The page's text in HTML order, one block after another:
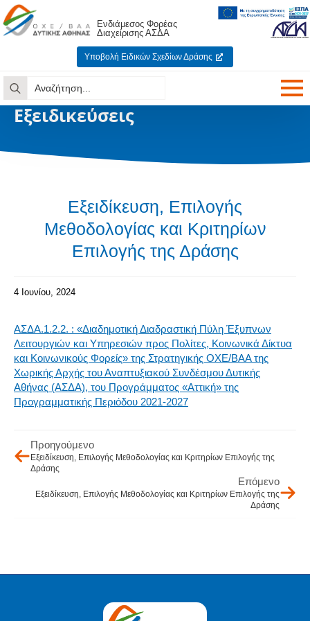
Ενδιάμεσος Φορέας
Διαχείρισης ΑΣΔΑ
Υποβολή Ειδικών Σχεδίων Δράσης
Search
for:
Εξειδικεύσεις
Εξειδίκευση, Επιλογής
Μεθοδολογίας και Κριτηρίων
Επιλογής της Δράσης
4 Ιουνίου, 2024
ΑΣΔΑ.1.2.2. : «Διαδημοτική Διαδραστική Πύλη Έξυπνων
Λειτουργιών και Υπηρεσιών προς Πολίτες, Κοινωνικά Δίκτυα
και Κοινωνικούς Φορείς» της Στρατηγικής ΟΧΕ/ΒΑΑ της
Χωρικής Αρχής του Αναπτυξιακού Συνδέσμου Δυτικής
Αθήνας (ΑΣΔΑ), του Προγράμματος «Αττική» της
Προγραμματικής Περιόδου 2021-2027
Προηγούμενο
Εξειδίκευση, Επιλογής Μεθοδολογίας και Κριτηρίων Επιλογής της
Δράσης
Επόμενο
Εξειδίκευση, Επιλογής Μεθοδολογίας και Κριτηρίων Επιλογής της
Δράσης